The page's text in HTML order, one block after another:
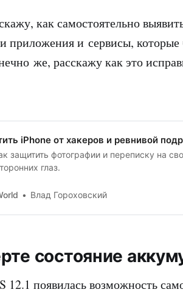
как самостоятельно
приложения и сервисы,
же, расскажу как это
iPhone от хакеров и ревнивой
защитить фотографии и переписку на
глаз.
Влад Гороховский
состояние
12.1 появилась возможность